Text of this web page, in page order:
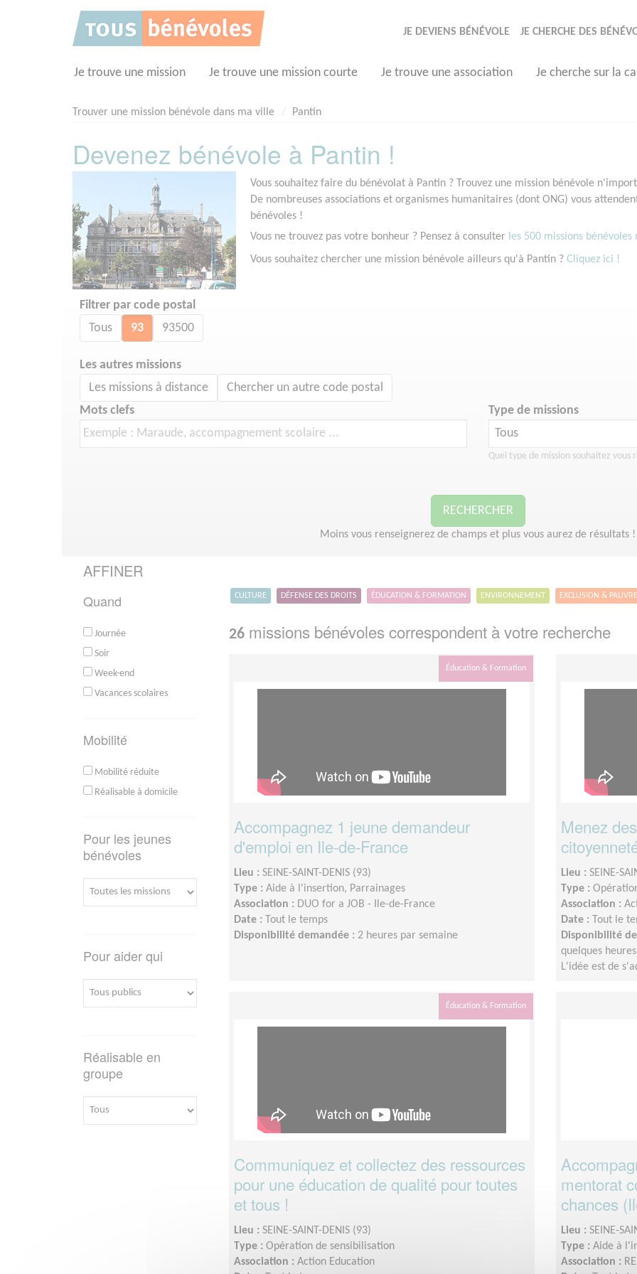
JE DEVIENS BÉNÉVOLE JE CHERCHE DES
Je trouve une mission Je trouve une mission courte Je trouve une association Je cherche sur la
Trouver une mission bénévole dans ma ville Pantin
Devenez bénévole à Pantin !
Vous souhaitez faire du bénévolat à Pantin ? Trouvez une mission bénévole
De nombreuses associations et organismes humanitaires (dont ONG) vous
bénévoles !
Vous ne trouvez pas votre bonheur ? Pensez à consulter les 500 missions
Vous souhaitez chercher une mission bénévole ailleurs qu'à Pantin ? Cliquez ici !
Filtrer par code postal
Tous 93 93500
Les autres missions
Les missions à distance Chercher un autre code postal
Mots clefs Type de missions
Quel type de mission souhaitez vous
RECHERCHER
Moins vous renseignerez de champs et plus vous aurez de résultats !
AFFINER
Quand
Journée
Soir
Week-end
Vacances scolaires
Mobilité
Mobilité réduite
Réalisable à domicile
Pour les jeunes
bénévoles
Pour aider qui
Réalisable en
groupe
CULTURE DÉFENSE DES DROITS ÉDUCATION & FORMATION ENVIRONNEMENT EXCLUSION &
26 missions bénévoles correspondent à votre recherche
Éducation & Formation
Accompagnez 1 jeune demandeur
d'emploi en Ile-de-France
Lieu : SEINE-SAINT-DENIS (93)
Type : Aide à l'insertion, Parrainages
Association : DUO for a JOB - Ile-de-France
Date :
Tout le temps
Disponibilité demandée : 2 heures par semaine
Menez
Lieu : SEINE-
Type :
Association :
Date :
Tout le
Disponibilité
quelques
L'idée est de
Éducation & Formation
Communiquez et collectez des ressources
pour une éducation de qualité pour toutes
et tous !
Lieu : SEINE-SAINT-DENIS (93)
Type : Opération de sensibilisation
Association : Action Education
mentorat
chances
Lieu : SEINE-
Type : Aide à
Association :